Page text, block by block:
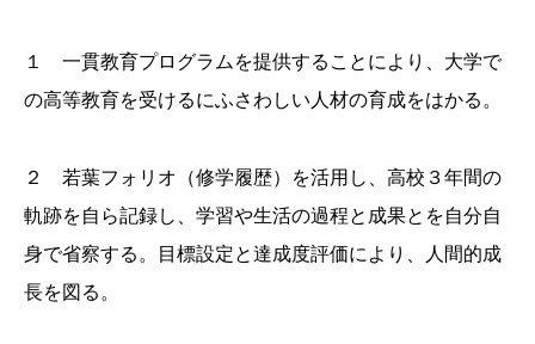
１ 一貫教育プログラムを提供することにより、大学で
の高等教育を受けるにふさわしい人材の育成をはかる。
２ 若葉フォリオ（修学履歴）を活用し、高校３年間の
軌跡を自ら記録し、学習や生活の過程と成果とを自分自
身で省察する。目標設定と達成度評価により、人間的成
長を図る。